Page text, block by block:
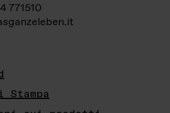
771510
Stampa